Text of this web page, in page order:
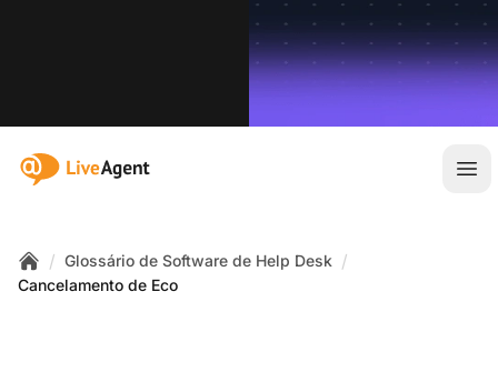
:site.title
Home
/ Glossário de Software de Help Desk /
Cancelamento de Eco